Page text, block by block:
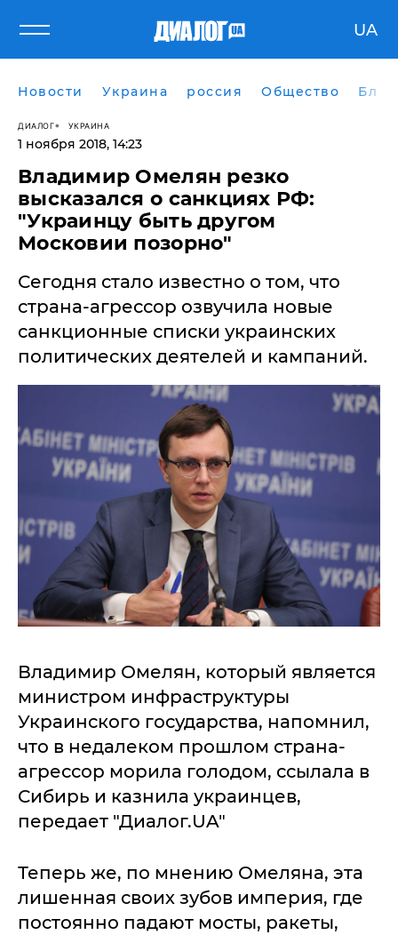
UA
Новости Украина россия Общество
ДИАЛОГ УКРАИНА
1 ноября 2018, 14:23
Владимир Омелян резко
высказался о санкциях РФ:
"Украинцу быть другом
Московии позорно"
Сегодня стало известно о том, что
страна-агрессор озвучила новые
санкционные списки украинских
политических деятелей и кампаний.
Владимир Омелян, который является
министром инфраструктуры
Украинского государства, напомнил,
что в недалеком прошлом страна-
агрессор морила голодом, ссылала в
Сибирь и казнила украинцев,
передает "Диалог.UA"
Теперь же, по мнению Омеляна, эта
лишенная своих зубов империя, где
постоянно падают мосты, ракеты,